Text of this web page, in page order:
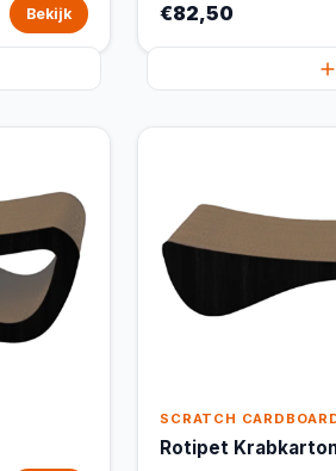
Bekijk €82,50
SCRATCH
Rotipet